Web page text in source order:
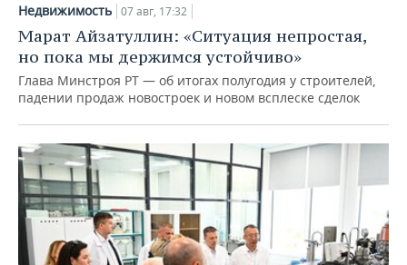
Недвижимость 07 авг, 17:32
Марат Айзатуллин: «Ситуация непростая,
но пока мы держимся устойчиво»
Глава Минстроя РТ — об итогах полугодия у строителей,
падении продаж новостроек и новом всплеске сделок